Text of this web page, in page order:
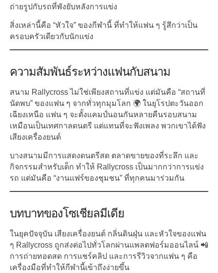
ถ่ายรูปกับรถที่พังยับหลังการแข่ง
สิ่งเหล่านี้คือ “หัวใจ” ของกีฬานี้ ที่ทำให้แฟน ๆ รู้สึกว่าเป็น
ครอบครัวเดียวกับนักแข่ง
ความสัมพันธ์ระหว่างแฟนกับสนาม
สนาม Rallycross ไม่ใช่เพียงสถานที่แข่ง แต่มันคือ “สถานที่
นัดพบ” ของแฟน ๆ จากทั่วทุกมุมโลก 🌍 ในยุโรปตะวันออก
เฉียงเหนือ แฟน ๆ จะตั้งแคมป์นอนกันหลายคืนรอบสนาม
เหมือนเป็นเทศกาลดนตรี แต่แทนที่จะฟังเพลง พวกเขาได้ฟัง
เสียงเครื่องยนต์
บางสนามมีการแสดงดนตรีสด ตลาดขายของที่ระลึก และ
กิจกรรมสำหรับเด็ก ทำให้ Rallycross เป็นมากกว่าการแข่ง
รถ แต่มันคือ “งานแฟร์ของชุมชน” ที่ทุกคนมาร่วมกัน
บทบาทของโซเชียลมีเดีย
ในยุคปัจจุบัน เสียงเครื่องยนต์ กลิ่นดินฝุ่น และหัวใจของแฟน
ๆ Rallycross ถูกส่งต่อไปทั่วโลกผ่านแพลตฟอร์มออนไลน์ 📲
การถ่ายทอดสด การแชร์คลิป และการรีวิวจากแฟน ๆ คือ
เครื่องมือที่ทำให้กีฬานี้เข้าถึงง่ายขึ้น